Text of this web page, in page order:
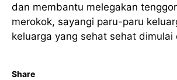
dan membantu melegakan
merokok, sayangi paru-paru
keluarga yang sehat sehat dimulai
Share